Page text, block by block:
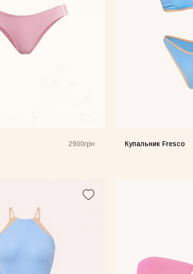
2900грн Купальник Fresco